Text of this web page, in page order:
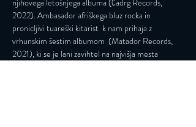
njihovega letošnjega albuma (Čadrg Records,
2022). Ambasador afriškega bluz rocka in
pronicljivi tuareški kitarist k nam prihaja z
vrhunskim šestim albumom (Matador Records,
2021), ki se je lani zavihtel na najvišja mesta